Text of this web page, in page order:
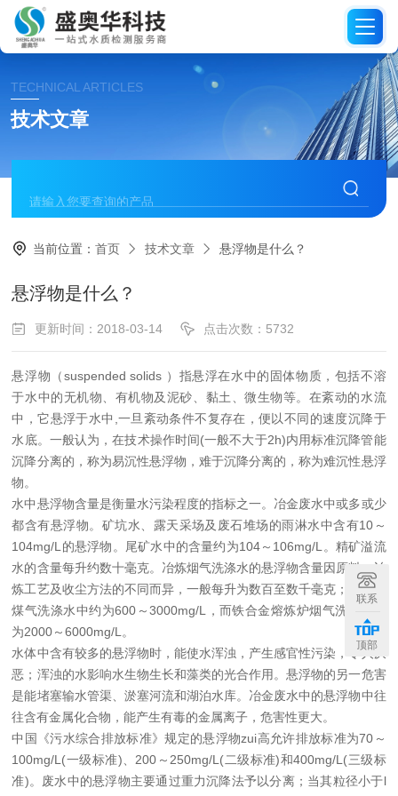
TECHNICAL ARTICLES
技术文章
当前位置：首页 技术文章 悬浮物是什么？
悬浮物是什么？
更新时间：2018-03-14 点击次数：5732
悬浮物（suspended solids ）指悬浮在水中的固体物质，包括不溶
于水中的无机物、有机物及泥砂、黏土、微生物等。在紊动的水流
中，它悬浮于水中,一旦紊动条件不复存在，便以不同的速度沉降于
水底。一般认为，在技术操作时间(一般不大于2h)内用标准沉降管能
沉降分离的，称为易沉性悬浮物，难于沉降分离的，称为难沉性悬浮
物。
水中悬浮物含量是衡量水污染程度的指标之一。冶金废水中或多或少
都含有悬浮物。矿坑水、露天采场及废石堆场的雨淋水中含有10～
104mg/L的悬浮物。尾矿水中的含量约为104～106mg/L。精矿溢流
水的含量每升约数十毫克。冶炼烟气洗涤水的悬浮物含量因原料、冶
炼工艺及收尘方法的不同而异，一般每升为数百至数千毫克；如高炉
煤气洗涤水中约为600～3000mg/L，而铁合金熔炼炉烟气洗涤水约
为2000～6000mg/L。
水体中含有较多的悬浮物时，能使水浑浊，产生感官性污染，令人厌
恶；浑浊的水影响水生物生长和藻类的光合作用。悬浮物的另一危害
是能堵塞输水管渠、淤塞河流和湖泊水库。冶金废水中的悬浮物中往
往含有金属化合物，能产生有毒的金属离子，危害性更大。
中国《污水综合排放标准》规定的悬浮物zui高允许排放标准为70～
100mg/L(一级标准)、200～250mg/L(二级标准)和400mg/L(三级标
准)。废水中的悬浮物主要通过重力沉降法予以分离；当其粒径小于l
联系
顶部